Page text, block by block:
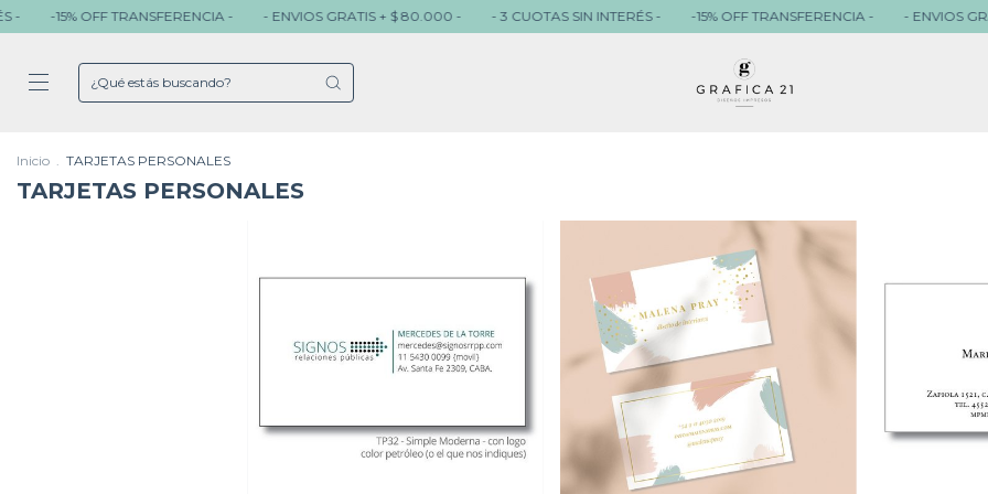
TRANSFERENCIA - - ENVIOS GRATIS + $ 80.000 - - 3 CUOTAS SIN INTERÉS - -15% OFF TRANSFERENCIA - - ENVIOS GRATIS + $
Inicio . TARJETAS PERSONALES
TARJETAS PERSONALES